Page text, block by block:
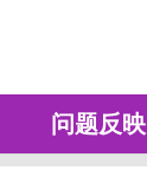
问题反映